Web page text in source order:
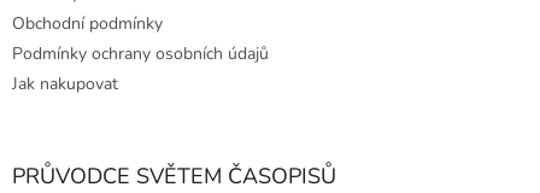
Obchodní podmínky
Podmínky ochrany osobních údajů
Jak nakupovat
PRŮVODCE SVĚTEM ČASOPISŮ